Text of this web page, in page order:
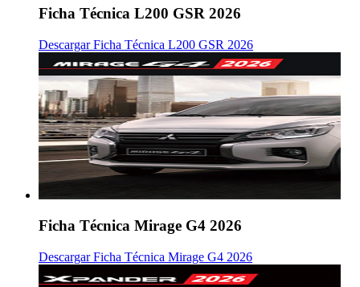
Ficha Técnica L200 GSR 2026
Descargar Ficha Técnica L200 GSR 2026
Ficha Técnica Mirage G4 2026
Descargar Ficha Técnica Mirage G4 2026